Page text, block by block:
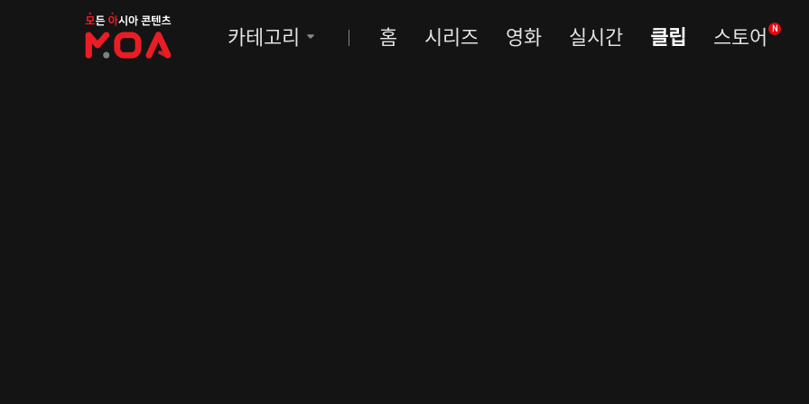
MOA
카테고리 홈 시리즈 영화 실시간 클립 스토어 N